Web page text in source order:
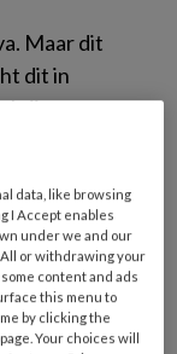
Maar dit
dit in
krijgen op
is dat over
vertelt.”
Praktijk
data, like browsing
I Accept enables
under we and our
or withdrawing your
content and ads
this menu to
by clicking the
Your choices will